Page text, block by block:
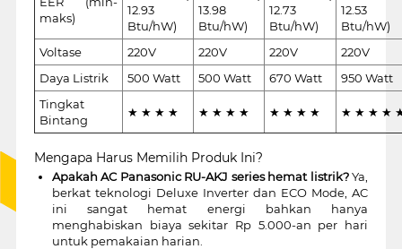
maks)
12.93
Btu/hW)
13.98
Btu/hW)
12.73
Btu/hW)
12.53
Btu/hW)
Voltase
220V 220V 220V
220V
Daya Listrik
500 Watt 500 Watt 670 Watt
950 Watt
Tingkat
Bintang
★ ★ ★ ★ ★ ★ ★ ★ ★ ★ ★ ★ ★ ★ ★ ★
Mengapa Harus Memilih Produk Ini?
Apakah AC Panasonic RU-AKJ series hemat listrik?Ya,
berkat teknologi Deluxe Inverter dan ECO Mode, AC
ini sangat hemat energi bahkan hanya
menghabiskan biaya sekitar Rp 5.000-an per hari
untuk pemakaian harian.